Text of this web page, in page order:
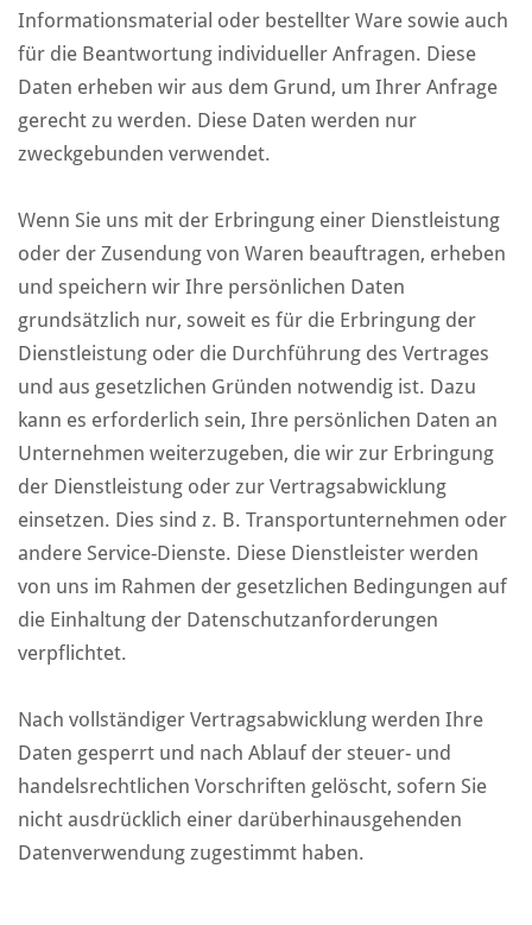
Informationsmaterial oder bestellter Ware sowie auch
für die Beantwortung individueller Anfragen. Diese
Daten erheben wir aus dem Grund, um Ihrer Anfrage
gerecht zu werden. Diese Daten werden nur
zweckgebunden verwendet.
Wenn Sie uns mit der Erbringung einer Dienstleistung
oder der Zusendung von Waren beauftragen, erheben
und speichern wir Ihre persönlichen Daten
grundsätzlich nur, soweit es für die Erbringung der
Dienstleistung oder die Durchführung des Vertrages
und aus gesetzlichen Gründen notwendig ist. Dazu
kann es erforderlich sein, Ihre persönlichen Daten an
Unternehmen weiterzugeben, die wir zur Erbringung
der Dienstleistung oder zur Vertragsabwicklung
einsetzen. Dies sind z. B. Transportunternehmen oder
andere Service-Dienste. Diese Dienstleister werden
von uns im Rahmen der gesetzlichen Bedingungen auf
die Einhaltung der Datenschutzanforderungen
verpflichtet.
Nach vollständiger Vertragsabwicklung werden Ihre
Daten gesperrt und nach Ablauf der steuer- und
handelsrechtlichen Vorschriften gelöscht, sofern Sie
nicht ausdrücklich einer darüberhinausgehenden
Datenverwendung zugestimmt haben.